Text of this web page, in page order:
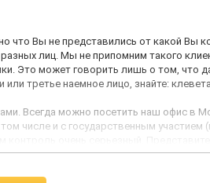
что Вы не представились от какой Вы
лиц. Мы не припомним такого
Это может говорить лишь о том, что
третье наемное лицо, знайте:
Всегда можно посетить наш офис в
числе и с государственным участием
очень серьезный.
гидравлических станций, а это о